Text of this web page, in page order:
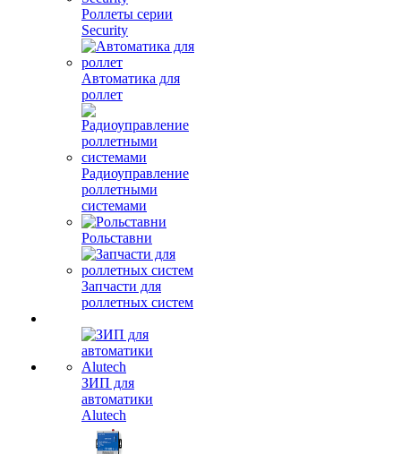
Роллеты серии
Security
Автоматика для
роллет
Радиоуправление
роллетными
системами
Рольставни
Запчасти для
роллетных систем
ЗИП для
автоматики
Alutech